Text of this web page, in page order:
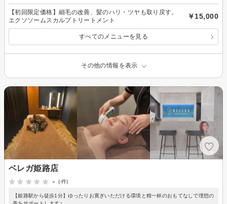
【初回限定価格】細毛の改善、髪のハリ・ツヤも取り戻す。
エクソソームスカルプトリートメント
￥15,000
すべてのメニューを見る
その他の情報を表示
ベレガ姫路店
-
(-件)
【姫路駅から徒歩1分】ゆったりお寛ぎいただける環境と精一杯のおもてなしで理想の